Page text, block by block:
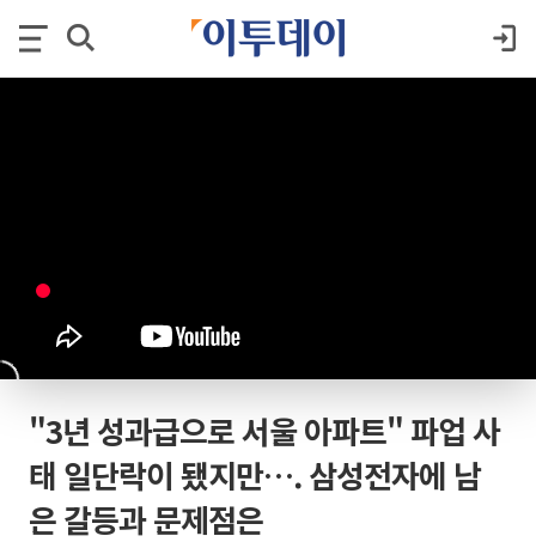
"3년 성과급으로 서울 아파트" 파업 사
태 일단락이 됐지만…. 삼성전자에 남
은 갈등과 문제점은